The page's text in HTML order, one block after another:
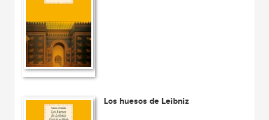
Los huesos de Leibniz